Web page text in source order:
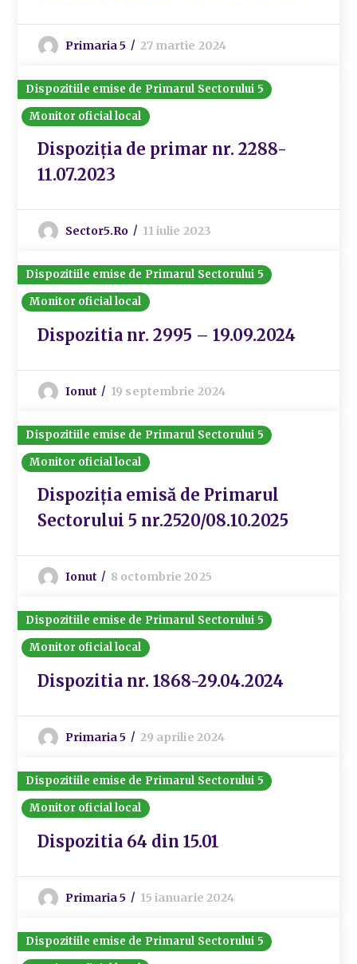
Primaria 5 27 martie 2024
Dispozitiile emise de Primarul Sectorului 5
Monitor oficial local
Dispoziția de primar nr. 2288-
11.07.2023
Sector5.ro 11 iulie 2023
Dispozitiile emise de Primarul Sectorului 5
Monitor oficial local
Dispozitia nr. 2995 – 19.09.2024
Ionut 19 septembrie 2024
Dispozitiile emise de Primarul Sectorului 5
Monitor oficial local
Dispoziția emisă de Primarul
Sectorului 5 nr.2520/08.10.2025
Ionut 8 octombrie 2025
Dispozitiile emise de Primarul Sectorului 5
Monitor oficial local
Dispozitia nr. 1868-29.04.2024
Primaria 5 29 aprilie 2024
Dispozitiile emise de Primarul Sectorului 5
Monitor oficial local
Dispozitia 64 din 15.01
Primaria 5 15 ianuarie 2024
Dispozitiile emise de Primarul Sectorului 5